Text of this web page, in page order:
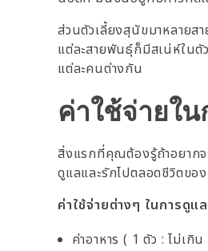
ส่วนตัวเลี้ยงสุนัขมาหลายส
แต่ละสายพันธุ์ก็มีสเน่ห์ในตั
แต่ละคนต่างกัน
ค่าใช้จ่ายใ
สิ่งแรกที่คุณต้องรู้ถ้าอยาก
ดูแลและรักไปตลอดชีวิตของ
ค่าใช้จ่ายต่างๆ ในการดูแ
ค่าอาหาร ( 1 ตัว : ไม่เกิ